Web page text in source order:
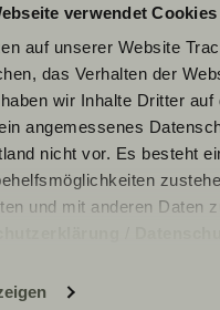
verwendet Cookies
auf unserer Website
das Verhalten der
wir Inhalte Dritter
angemessenes
nicht vor. Es besteht
und mit anderen Daten
den genannten Zwecken.